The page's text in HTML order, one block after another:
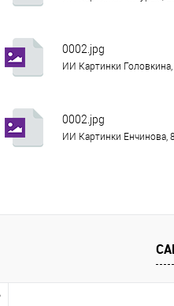
0002.jpg
ИИ Картинки
0002.jpg
ИИ Картинки Енчинова,